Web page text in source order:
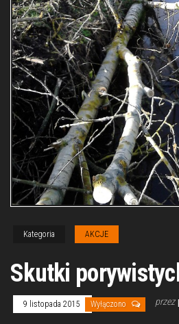
Kategoria AKCJE
Skutki
9 listopada 2015 Wyłączono przez